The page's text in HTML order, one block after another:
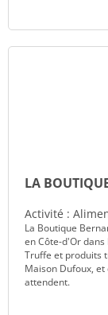
LA
Activité :
La Boutique
en Côte-d'Or
Truffe et produits
Maison Dufoux,
attendent.